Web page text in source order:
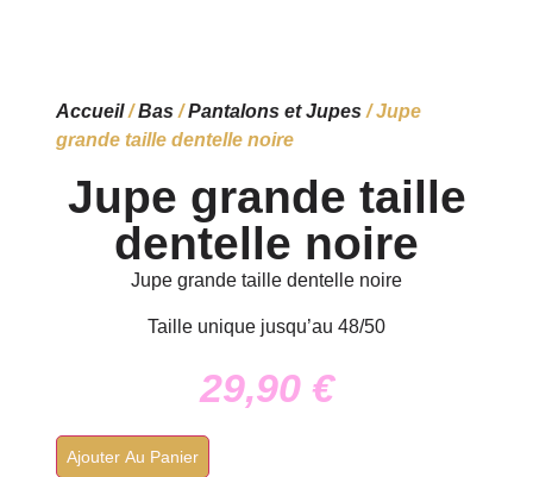
Accueil/Bas/Pantalons et Jupes/ Jupe
grande taille dentelle noire
Jupe grande taille
dentelle noire
Jupe grande taille dentelle noire
Taille unique jusqu’au 48/50
29,90 €
Ajouter Au Panier